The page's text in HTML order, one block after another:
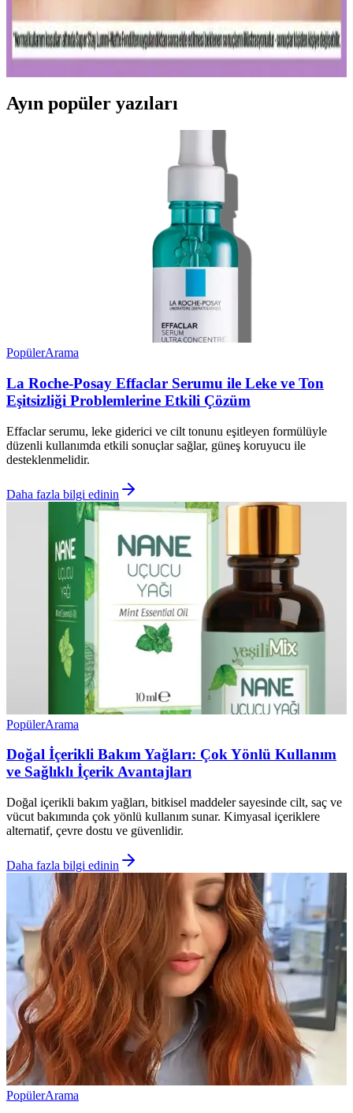
dayanıklı formülleriyle gün boyu tazelik sağlar. Cilt tipine uygun
seçenekler ve doğru uygulama ipuçlarıyla makyajınızı
mükemmelleştirin.
Ayın popüler yazıları
PopülerArama
La Roche-Posay Effaclar Serumu ile Leke ve Ton
Eşitsizliği Problemlerine Etkili Çözüm
Effaclar serumu, leke giderici ve cilt tonunu eşitleyen formülüyle
düzenli kullanımda etkili sonuçlar sağlar, güneş koruyucu ile
desteklenmelidir.
Daha fazla bilgi edinin
PopülerArama
Doğal İçerikli Bakım Yağları: Çok Yönlü Kullanım
ve Sağlıklı İçerik Avantajları
Doğal içerikli bakım yağları, bitkisel maddeler sayesinde cilt, saç ve
vücut bakımında çok yönlü kullanım sunar. Kimyasal içeriklere
alternatif, çevre dostu ve güvenlidir.
Daha fazla bilgi edinin
PopülerArama